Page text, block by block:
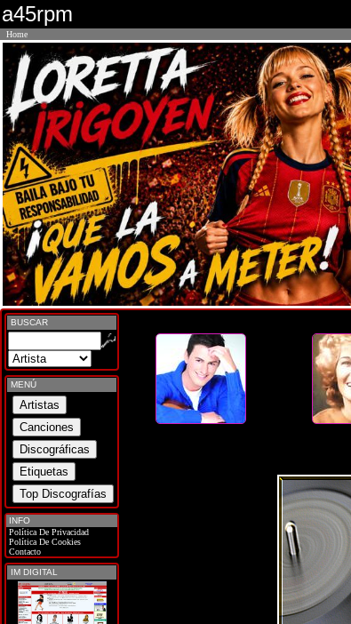
a45rpm
Home
BUSCAR
MENÚ
INFO
Política De Privacidad
Política De Cookies
Contacto
IM DIGITAL